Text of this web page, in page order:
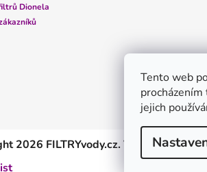
Tento web
jejich
Dionela
2026 FILTRYvody.cz. Všechna práva